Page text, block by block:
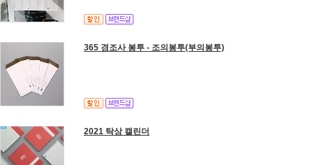
365 경조사 봉투 - 조의봉투(부의봉투)
2021 탁상 캘린더